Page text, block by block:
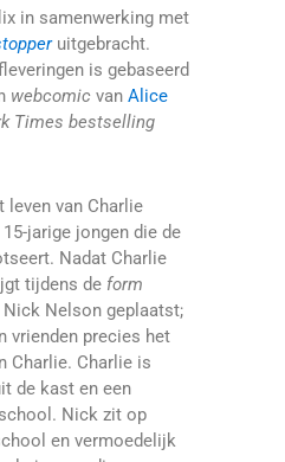
in samenwerking met
uitgebracht.
is gebaseerd
webcomic van Alice
Times bestselling
leven van Charlie
jarige jongen die de
Nadat Charlie
tijdens de form
Nelson geplaatst;
vrienden precies het
Charlie. Charlie is
de kast en een
Nick zit op
en vermoedelijk